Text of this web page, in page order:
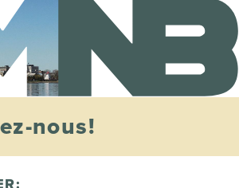
nous!